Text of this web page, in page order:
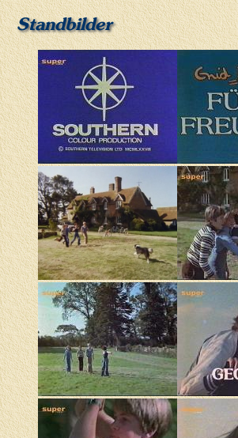
Standbilder